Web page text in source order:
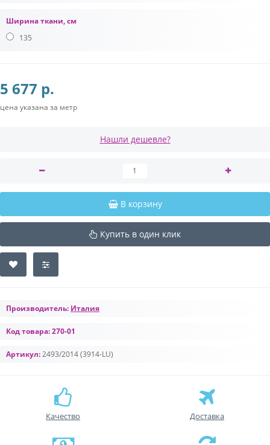
Ширина ткани, см
135
5 677 р.
цена указана за метр
Нашли дешевле?
В корзину
Купить в один клик
Производитель: Италия
Код товара:270-01
Артикул:2493/2014 (3914-LU)
Качество Доставка